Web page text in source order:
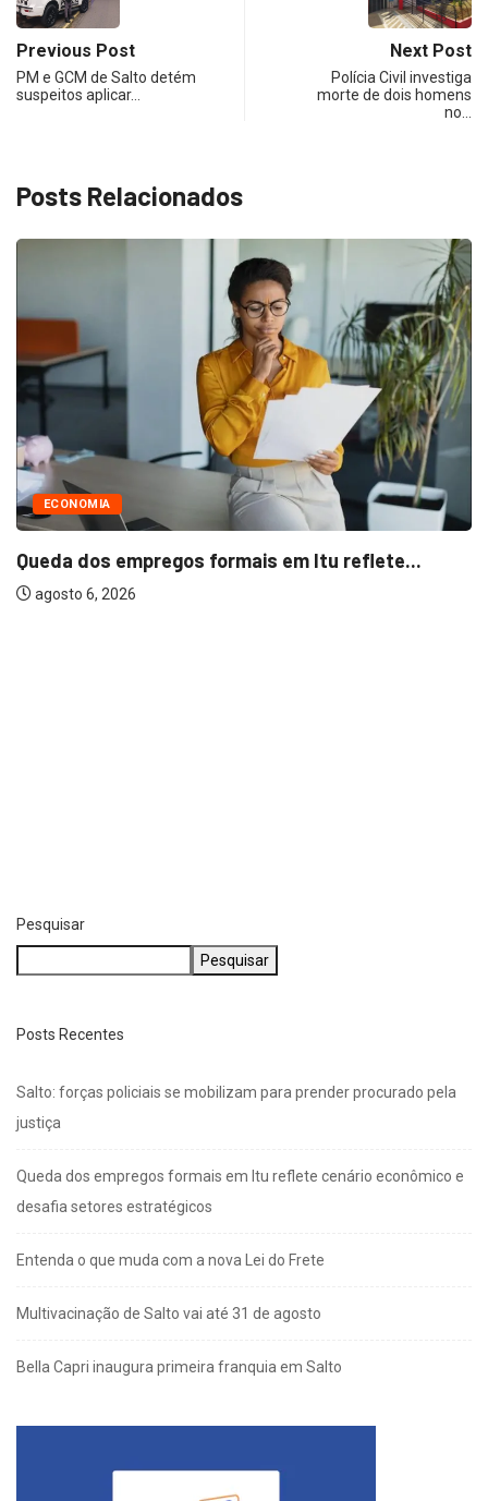
Previous Post
PM e GCM de Salto detém
suspeitos aplicar…
Next Post
Polícia Civil investiga
morte de dois homens
no…
Posts Relacionados
ECONOMIA
Entenda o que muda com a nova...
agosto 6, 2026
Pesquisar
Pesquisar
Posts Recentes
Salto: forças policiais se mobilizam para prender procurado pela
justiça
Queda dos empregos formais em Itu reflete cenário econômico e
desafia setores estratégicos
Entenda o que muda com a nova Lei do Frete
Multivacinação de Salto vai até 31 de agosto
Bella Capri inaugura primeira franquia em Salto